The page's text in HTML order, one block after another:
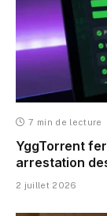
7 min de lecture
YggTorrent
arrestation
2 juillet 2026